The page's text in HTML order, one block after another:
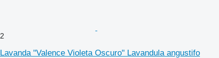
2
Lavanda "Valence Violeta Oscuro" Lavandula angustifo